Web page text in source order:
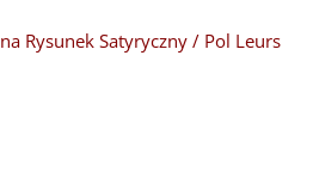
Rysunek Satyryczny / Pol Leurs